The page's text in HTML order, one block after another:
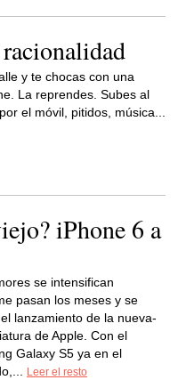
y te chocas con una
La reprendes. Subes al
el móvil, pitidos, música...
iPhone 6 a
se intensifican
pasan los meses y se
lanzamiento de la nueva-
de Apple. Con el
Galaxy S5 ya en el
Leer el resto